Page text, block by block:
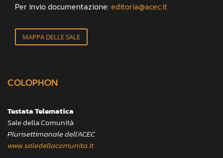
Per invio documentazione: editoria@acec.it
MAPPA DELLE SALE
COLOPHON
Testata Telematica
Sale della Comunità
Plurisettimanale dell’ACEC
www.saledellacomunita.it